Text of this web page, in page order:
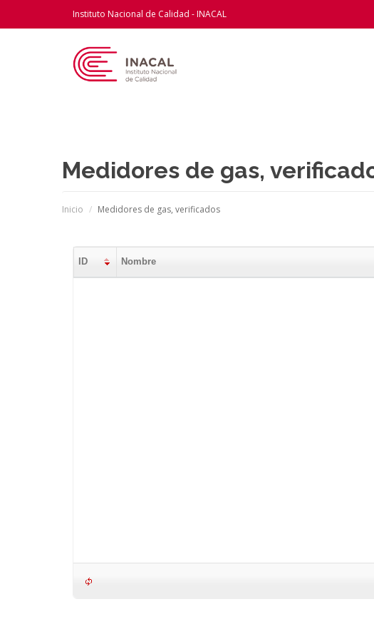
Instituto Nacional de Calidad - INACAL
Medidores de gas,
Inicio Medidores de gas, verificados
ID Nombre